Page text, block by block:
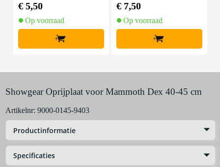
€ 5,50
Op voorraad
+
€ 7,50
Op voorraad
+
Showgear Oprijplaat voor Mammoth Dex 40-45 cm
Artikelnr: 9000-0145-9403
Productinformatie
Specificaties